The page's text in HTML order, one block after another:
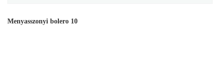
Menyasszonyi bolero 10